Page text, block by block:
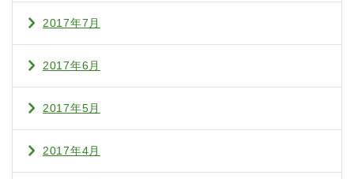
2017年7月
2017年6月
2017年5月
2017年4月